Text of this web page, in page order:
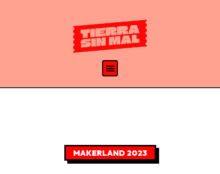
MAKERLAND 2023